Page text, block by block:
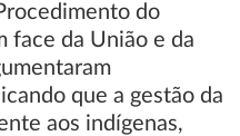
do
face da União e da
que a gestão da
aos indígenas,